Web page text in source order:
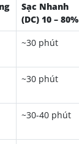
Sạc Nhanh
(DC) 10 – 80%
~30 phút
~30 phút
~30-40 phút